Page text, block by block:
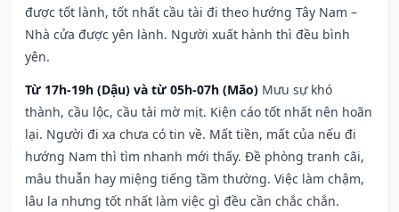
được tốt lành, tốt nhất cầu tài đi theo hướng Tây Nam –
Nhà cửa được yên lành. Người xuất hành thì đều bình
yên.
Từ 17h-19h (Dậu) và từ 05h-07h (Mão) Mưu sự khó
thành, cầu lộc, cầu tài mờ mịt. Kiện cáo tốt nhất nên hoãn
lại. Người đi xa chưa có tin về. Mất tiền, mất của nếu đi
hướng Nam thì tìm nhanh mới thấy. Đề phòng tranh cãi,
mâu thuẫn hay miệng tiếng tầm thường. Việc làm chậm,
lâu la nhưng tốt nhất làm việc gì đều cần chắc chắn.